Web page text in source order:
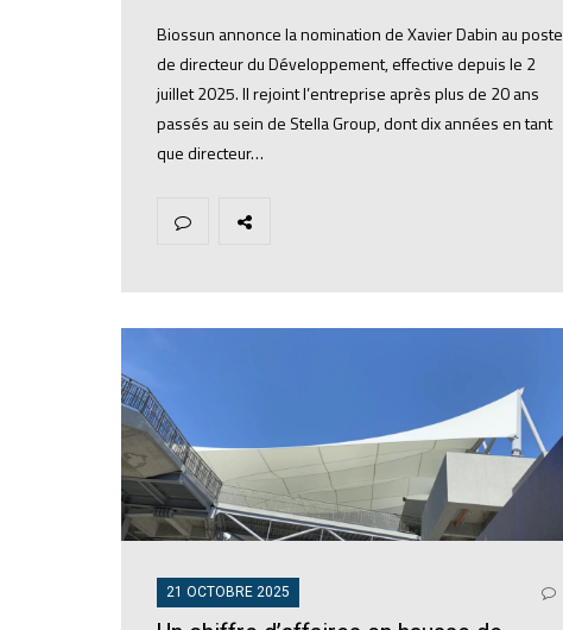
Biossun annonce la nomination de Xavier Dabin au poste
de directeur du Développement, effective depuis le 2
juillet 2025. Il rejoint l’entreprise après plus de 20 ans
passés au sein de Stella Group, dont dix années en tant
que directeur…
21 OCTOBRE 2025